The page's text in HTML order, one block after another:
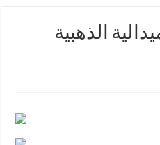
الذهبية